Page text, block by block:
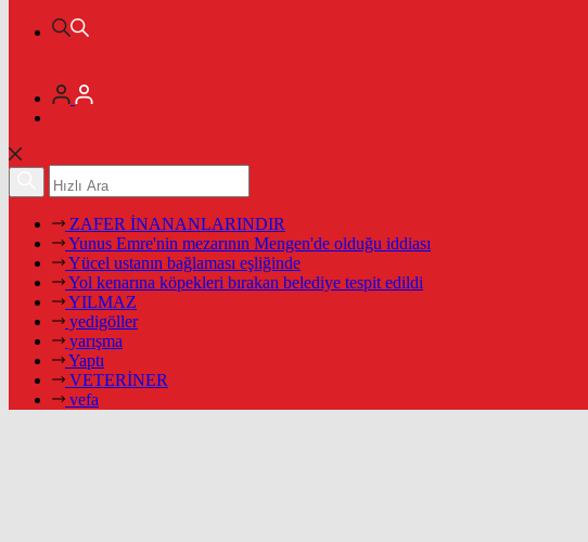
ZAFER İNANANLARINDIR
Yunus Emre'nin mezarının Mengen'de olduğu iddiası
Yücel ustanın bağlaması eşliğinde
Yol kenarına köpekleri bırakan belediye tespit edildi
YILMAZ
yedigöller
yarışma
Yaptı
VETERİNER
vefa